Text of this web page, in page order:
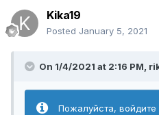
Kika19
Posted January 5, 2021
On 1/4/2021 at 2:16 PM,
Пожалуйста, войдите